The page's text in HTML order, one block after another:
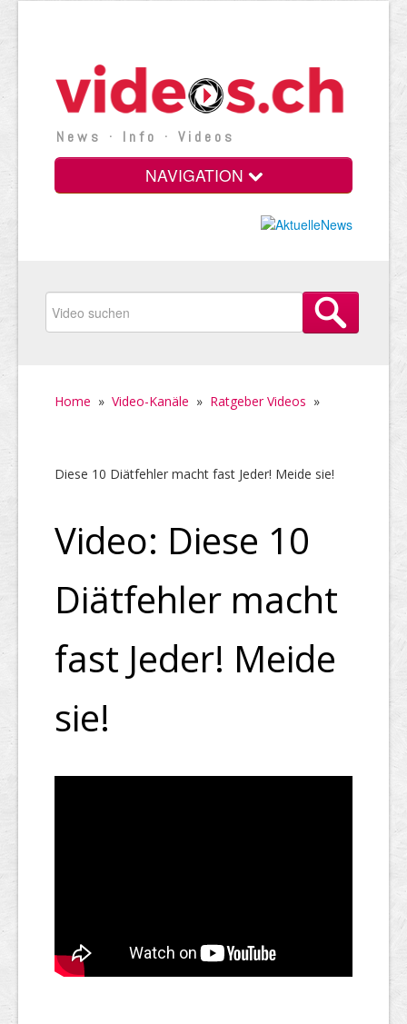
News · Info · Videos
NAVIGATION
Home » Video-Kanäle » Ratgeber Videos »
Diese 10 Diätfehler macht fast Jeder! Meide sie!
Video: Diese 10
Diätfehler macht
fast Jeder! Meide
sie!